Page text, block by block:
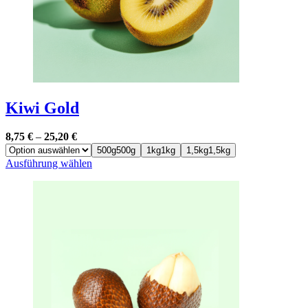
gewählt
werden
Kiwi Gold
8,75 € – 25,20 €
500g500g 1kg1kg 1,5kg1,5kg
Ausführung wählen
auf
der
Produktseite